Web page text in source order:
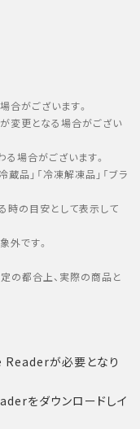
合がございます。
変更となる場合がござい
場合がございます。
品」「冷凍解凍品」「ブラ
時の目安として表示して
外です。
の都合上、実際の商品と
Readerが必要となり
をダウンロードしイ